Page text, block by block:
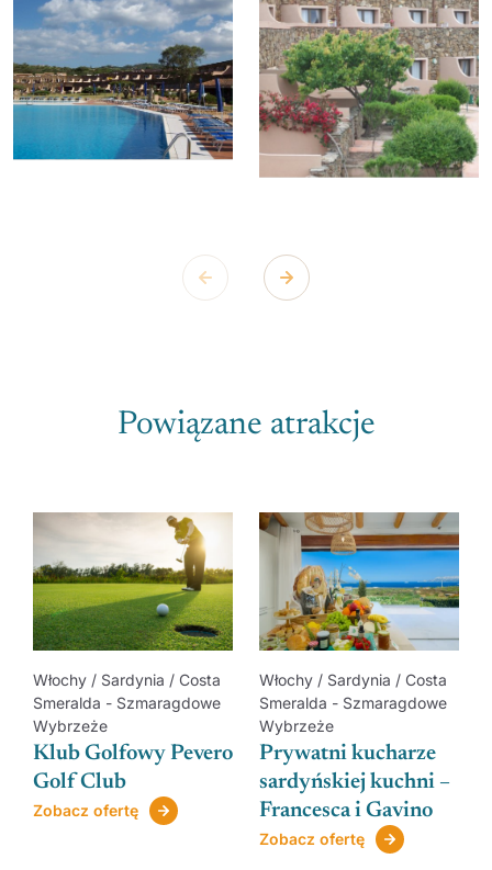
Powiązane atrakcje
Włochy / Sardynia / Costa
Smeralda - Szmaragdowe
Wybrzeże
Klub Golfowy Pevero
Golf Club
Zobacz ofertę
Włochy / Sardynia / Costa
Smeralda - Szmaragdowe
Wybrzeże
Prywatni kucharze
sardyńskiej kuchni –
Francesca i Gavino
Zobacz ofertę